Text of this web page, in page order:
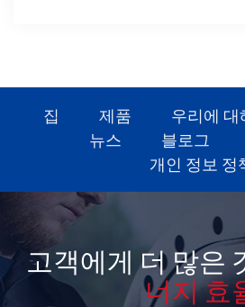
집 제품 우리에 대
뉴스
블로그
개인 정보 정
고객에게 더 많은
너지 효